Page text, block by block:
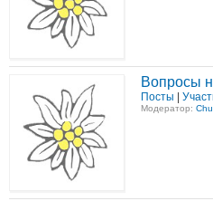
Вопросы
Посты
Модератор: